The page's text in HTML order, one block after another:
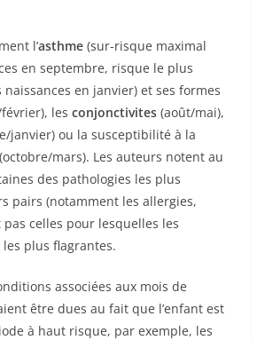
l’asthme (sur-risque maximal
en septembre, risque le plus
en janvier) et ses formes
les conjonctivites (août/mai),
janvier) ou la susceptibilité à la
(octobre/mars). Les auteurs notent au
des pathologies les plus
pairs (notamment les allergies,
celles pour lesquelles les
plus flagrantes.
associées aux mois de
être dues au fait que l’enfant est
à haut risque, par exemple, les